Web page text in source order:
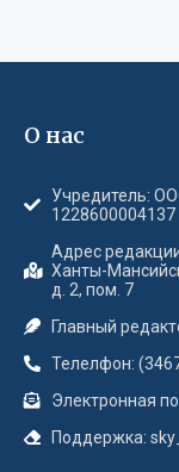
О нас
Учредитель:
1228600004137
Адрес
Ханты-
д. 2, пом. 7
Главный
Телелфон:
Электронная
Поддержка: